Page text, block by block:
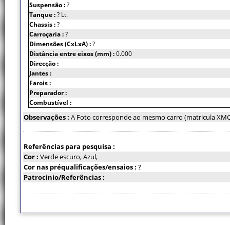
Suspensão :?
Tanque :? Lt.
Chassis :?
Carroçaria :?
Dimensões (CxLxA) :?
Distância entre eixos (mm) :0.000
Direcção :
Jantes :
Farois :
Preparador :
Combustível :
Observações : A Foto corresponde ao mesmo carro (matricula
Referências para pesquisa :
Cor : Verde escuro, Azul,
Cor nas préqualificações/ensaios : ?
Patrocinio/Referências :